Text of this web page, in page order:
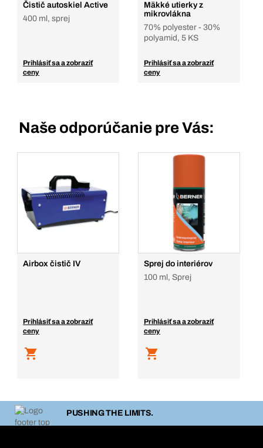
Čistič autoskiel Active
400 ml, sprej
Prihlásiť sa a zobraziť
ceny
Mäkké utierky z
mikrovlákna
70% polyester - 30%
polyamid, 5 KS
Prihlásiť sa a zobraziť
ceny
Naše odporúčanie pre Vás:
Airbox čistič IV
Prihlásiť sa a zobraziť
ceny
Sprej do interiérov
100 ml, Sprej
Prihlásiť sa a zobraziť
ceny
PUSHING THE LIMITS.